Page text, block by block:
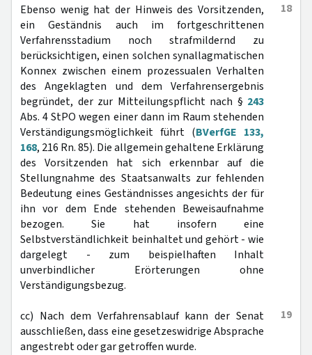
18
Ebenso wenig hat der Hinweis des Vorsitzenden,
ein Geständnis auch im fortgeschrittenen
Verfahrensstadium noch strafmildernd zu
berücksichtigen, einen solchen synallagmatischen
Konnex zwischen einem prozessualen Verhalten
des Angeklagten und dem Verfahrensergebnis
begründet, der zur Mitteilungspflicht nach § 243
Abs. 4 StPO wegen einer dann im Raum stehenden
Verständigungsmöglichkeit führt (BVerfGE 133,
168, 216 Rn. 85). Die allgemein gehaltene Erklärung
des Vorsitzenden hat sich erkennbar auf die
Stellungnahme des Staatsanwalts zur fehlenden
Bedeutung eines Geständnisses angesichts der für
ihn vor dem Ende stehenden Beweisaufnahme
bezogen. Sie hat insofern eine
Selbstverständlichkeit beinhaltet und gehört - wie
dargelegt - zum beispielhaften Inhalt
unverbindlicher Erörterungen ohne
Verständigungsbezug.
19
cc) Nach dem Verfahrensablauf kann der Senat
ausschließen, dass eine gesetzeswidrige Absprache
angestrebt oder gar getroffen wurde.